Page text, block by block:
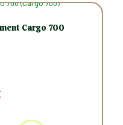
Cargo 700